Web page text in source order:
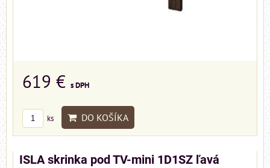
619 € s DPH
ks DO KOŠÍKA
ISLA skrinka pod TV-mini 1D1SZ ľavá